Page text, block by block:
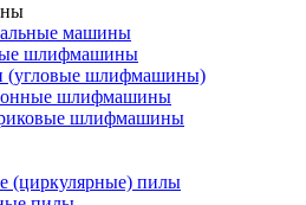
машины
шлифмашины
(угловые шлифмашины)
шлифмашины
шлифмашины
(циркулярные) пилы